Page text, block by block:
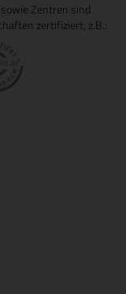
Zentren sind
zertifiziert, z.B.: